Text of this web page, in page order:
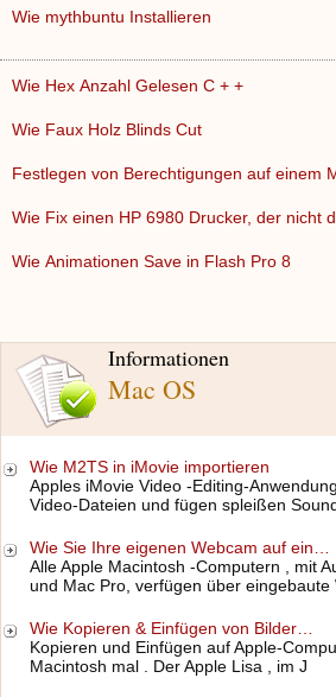
Informationen
Mac OS
Wie M2TS in iMovie importieren
Apples iMovie Video -Editing-
Video-Dateien und fügen spleißen
Wie Sie Ihre eigenen Webcam auf ein…
Alle Apple Macintosh -Computern , mit
und Mac Pro, verfügen über eingebaute
Wie Kopieren & Einfügen von Bilder…
Kopieren und Einfügen auf Apple-
Macintosh mal . Der Apple Lisa , im J
Wie mythbuntu Installieren
Wie Hex Anzahl Gelesen C + +
Wie Faux Holz Blinds Cut
Wie Fix einen HP 6980 Drucker, der nicht
Wie Animationen Save in Flash Pro 8